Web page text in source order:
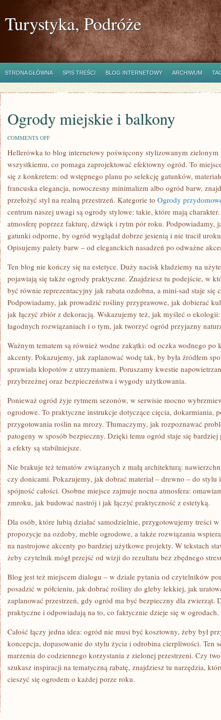
Turystyka, Podróże
STRONA GŁÓWNA SPIS TREŚCI BLOG INTERNETOWY ARCHIWUM
Ogrody miejskie i balkony
COMMENTS OFFON
MIEJSKIE
BALKONY
Hellerówka to blog internetowy poświęcony stylizowanym zielonym
wszystkiemu, co pomaga zaprojektować efektowny ogród. To
się z konkretem: od wstępnego planu po selekcję gatunków,
francuska elegancja, nowoczesny minimalizm albo ogród barw,
przełożyć styl na realną przestrzeń. Kategorie to Ogrody
centrum naszej uwagi są ogrody stylowe: takie, które mają
atmosferę poprzez fakturę, dźwięk i rytm pór roku. Podpowiadamy,
gatunki odporne, by ogród wyglądał dobrze jesienią i nie tracił
Opisujemy palety barw – od eleganckich nasadzeń po odważne
Ten blog nie kończy się na estetyce. Duży nacisk kładziemy na
pojawiają się także ogrody praktyczne. Znajdziesz tu podejście, w
być równie reprezentacyjny jak rabata ozdobna, a mini-sad staje się
Podpowiadamy, jak prowadzić rośliny przyprawowe, jak dobierać
jak łączyć zbiór z dekoracją. Wskazujemy też, jak myśleć o
łagodnych rozwiązaniach i o tym, jak tworzyć ogród przyjazny
Ważnym tematem są również wodne zakątki: od oczka wodnego po
akcenty. Pokazujemy, jak zaplanować wodę tak, by była źródłem
sprawiała kłopotów z utrzymaniem. Poruszamy kwestie
przybrzeżnej oraz bezpieczeństwa i wygody użytkowania.
Ponieważ ogród żyje rytmem sezonów, w serwisie mocno
ogrodowe. To praktyczne instrukcje dotyczące cięcia, dokarmiania,
przygotowania roślin na mrozy. Tłumaczymy, jak rozpoznawać
patogeny w sposób bezpieczny. Dzięki temu ogród staje się
a efekty są stabilniejsze.
Nie brakuje też tematów związanych z małą architekturą:
czy donicami. Pokazujemy, jak dobrać materiał – drewno – do
spójność całości. Osobne miejsce zajmuje nocna atmosfera:
zmroku, jak budować nastrój i jak łączyć praktyczność z estetyką.
Dla osób, które lubią działać samodzielnie, przygotowujemy treści
propozycje na ozdoby, meble ogrodowe, a także rozwiązania
na nastrojowe akcenty po bardziej użytkowe projekty. W tekstach
żeby czytelnik mógł przejść od wizji do rezultatu bez zbędnego
Blog jest też miejscem dialogu – w dziale pytania od czytelników
posadzić w półcieniu, jak dobrać rośliny do gleby lekkiej, jak
zaplanować przestrzeń, gdy ogród ma być bezpieczny dla zwierząt.
praktyczne i odpowiadają na to, co faktycznie dzieje się w ogrodach.
Całość łączy jedna idea: ogród nie musi być kosztowny, żeby był
koncepcja, dopasowanie do stylu życia i odrobina cierpliwości. Ten
marzenia do codziennego korzystania z zielonej przestrzeni. Czy
szukasz inspiracji na tematyczną rabatę, znajdziesz tu narzędzia,
cieszyć się ogrodem o każdej porze roku.